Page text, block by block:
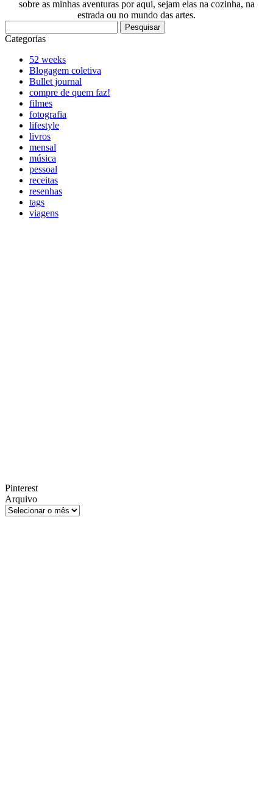
sobre as minhas aventuras por aqui, sejam elas na cozinha, na
estrada ou no mundo das artes.
por:
Categorias
52 weeks
Blogagem coletiva
Bullet journal
compre de quem faz!
filmes
fotografia
lifestyle
livros
mensal
música
pessoal
receitas
resenhas
tags
viagens
Pinterest
Arquivo
Arquivo